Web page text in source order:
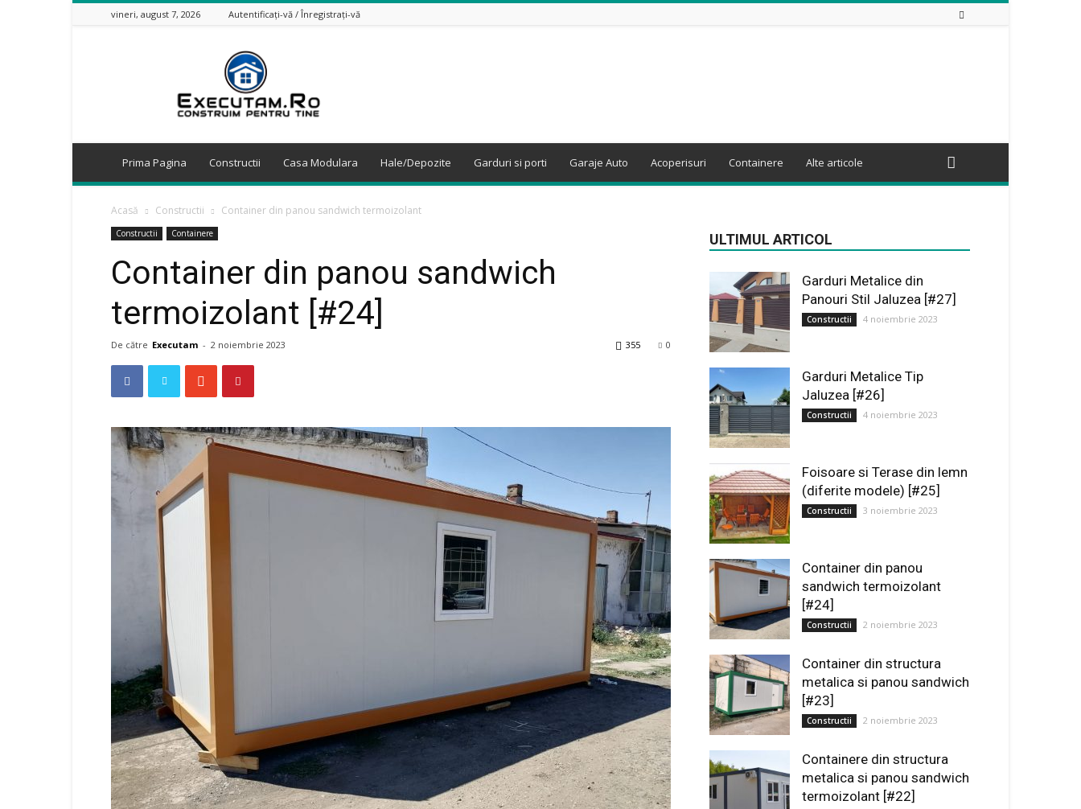
vineri, august 7, 2026 Autentificați-vă / Înregistrați-vă
Prima Pagina Constructii Casa Modulara Hale/Depozite Garduri si porti Garaje Auto Acoperisuri Containere Alte articole
Acasă Constructii Container din panou sandwich termoizolant
Constructii Containere
Container din panou sandwich
termoizolant [#24]
De către Executam - 2 noiembrie 2023 0
355
ULTIMUL ARTICOL
Garduri Metalice din
Panouri Stil Jaluzea [#27]
Constructii 4 noiembrie 2023
Garduri Metalice Tip
Jaluzea [#26]
Constructii 4 noiembrie 2023
Foisoare si Terase din lemn
(diferite modele) [#25]
Constructii 3 noiembrie 2023
Container din panou
sandwich termoizolant
[#24]
Constructii 2 noiembrie 2023
Container din structura
metalica si panou sandwich
[#23]
Constructii 2 noiembrie 2023
Containere din structura
metalica si panou sandwich
termoizolant [#22]